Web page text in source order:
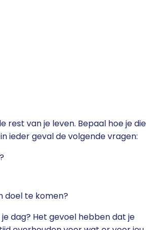
rest van je leven. Bepaal hoe je die
ieder geval de volgende vragen:
doel te komen?
dag? Het gevoel hebben dat je